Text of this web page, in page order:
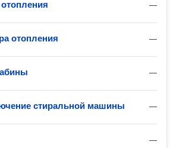
—
—
отопления
—
—
стиральной машины
—